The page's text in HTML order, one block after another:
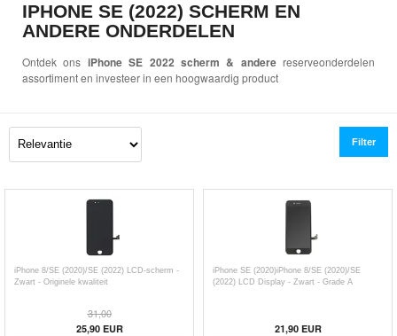
IPHONE SE (2022) SCHERM EN
ANDERE ONDERDELEN
Ontdek ons ​​ iPhone SE 2022 scherm & anderereserveonderdelen
assortiment en investeer in een hoogwaardig product
Filter
iPhone 8/SE (2020)/SE (2022) LCD-scherm -
Zwart - Originele kwaliteit
31,00
25,90EUR
iPhone SE (2020)iPhone 8/SE (2020)/SE
(2022) LCD Display - Zwart - Grade A
21,90EUR